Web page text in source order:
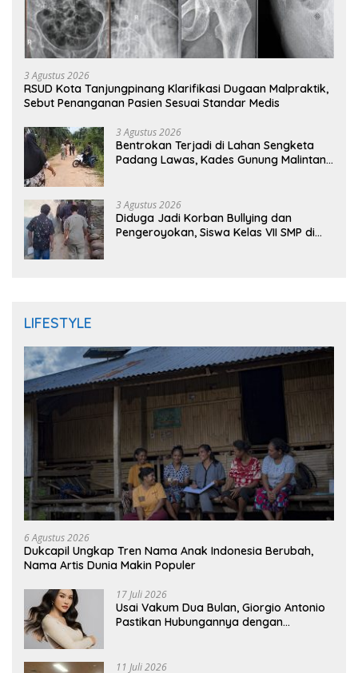
3 Agustus 2026
RSUD Kota Tanjungpinang Klarifikasi Dugaan Malpraktik,
Sebut Penanganan Pasien Sesuai Standar Medis
3 Agustus 2026
Bentrokan Terjadi di Lahan Sengketa
Padang Lawas, Kades Gunung Malintang
3 Agustus 2026
Diduga Jadi Korban Bullying dan
Pengeroyokan, Siswa Kelas VII SMP di
LIFESTYLE
6 Agustus 2026
Dukcapil Ungkap Tren Nama Anak Indonesia Berubah,
Nama Artis Dunia Makin Populer
17 Juli 2026
Usai Vakum Dua Bulan, Giorgio Antonio
Pastikan Hubungannya dengan
11 Juli 2026